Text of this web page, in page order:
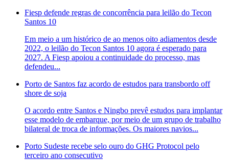
Fiesp defende regras de concorrência para leilão do Tecon
Santos 10
Em meio a um histórico de ao menos oito adiamentos desde
2022, o leilão do Tecon Santos 10 agora é esperado para
2027. A Fiesp apoiou a continuidade do processo, mas
defendeu...
Porto de Santos faz acordo de estudos para transbordo off
shore de soja
O acordo entre Santos e Ningbo prevê estudos para implantar
esse modelo de embarque, por meio de um grupo de trabalho
bilateral de troca de informações. Os maiores navios...
Porto Sudeste recebe selo ouro do GHG Protocol pelo
terceiro ano consecutivo